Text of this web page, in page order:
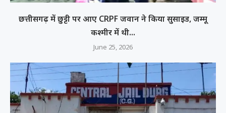
छत्तीसगढ़ में छुट्टी पर आए CRPF जवान ने किया सुसाइड, जम्मू
कश्मीर में थी...
June 25, 2026